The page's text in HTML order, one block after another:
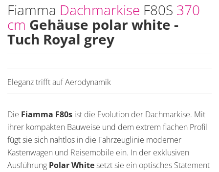
Fiamma Dachmarkise F80S 370
cm Gehäuse polar white -
Tuch Royal grey
Eleganz trifft auf Aerodynamik
Die Fiamma F80s ist die Evolution der Dachmarkise. Mit
ihrer kompakten Bauweise und dem extrem flachen Profil
fügt sie sich nahtlos in die Fahrzeuglinie moderner
Kastenwagen und Reisemobile ein. In der exklusiven
Ausführung Polar Whitesetzt sie ein optisches Statement